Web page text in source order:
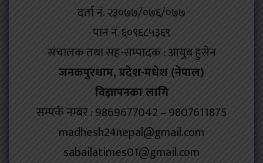
दर्ता नं. २३०७७/०७६/०७७
पान नं. ६०९६८५३६९
संचालक तथा सह-सम्पादक : आयुब हुसेन
जनकपुरधाम, प्रदेश-मधेश (नेपाल)
विज्ञापनका लागि
सम्पर्क नम्बर : 9869677042 – 9807611875
madhesh24nepal@gmail.com
sabailatimes01@gmail.com